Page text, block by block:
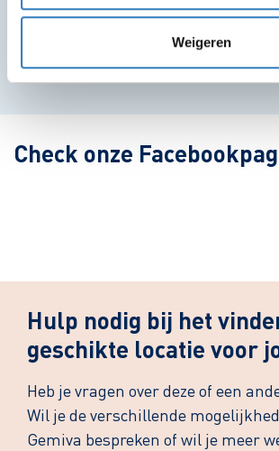
Weigeren
Leaflet| ©
Check onze
Hulp nodig bij het
geschikte locatie voor
Heb je vragen over deze of een
Wil je de verschillende
Gemiva bespreken of wil je meer